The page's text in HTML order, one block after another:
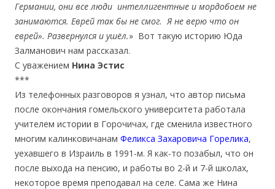
Германии, они все люди интеллигентные и мордобоем не
занимаются. Еврей так бы не смог. Я не верю что он
еврей». Развернулся и ушёл.» Вот такую историю Юда
Залманович нам рассказал.
С уважением Нина Эстис
***
Из телефонных разговоров я узнал, что автор письма
после окончания гомельского университета работала
учителем истории в Горочичах, где сменила известного
многим калинковичанам Феликса Захаровича Горелика,
уехавшего в Израиль в 1991-м. Я как-то позабыл, что он
после выхода на пенсию, и работы во 2-й и 7-й школах,
некоторое время преподавал на селе. Сама же Нина